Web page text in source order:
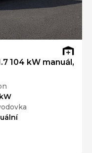
104 kW manuál,